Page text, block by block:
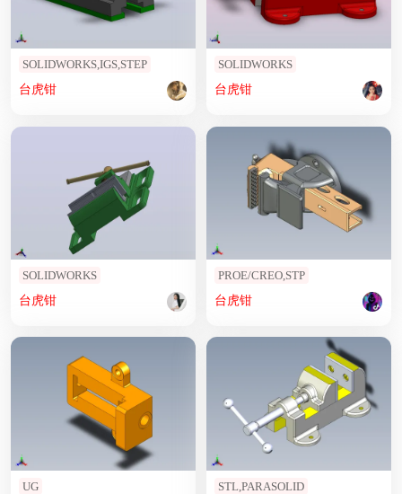
SOLIDWORKS,IGS,STEP
台虎钳
SOLIDWORKS
台虎钳
SOLIDWORKS
台虎钳
PROE/CREO,STP
台虎钳
UG STL,PARASOLID